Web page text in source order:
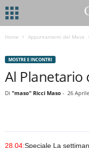
Home Appuntamenti del Mese
MOSTRE E INCONTRI
Al Planetario
Di "maso" Ricci Maso - 26
28.04:Speciale La